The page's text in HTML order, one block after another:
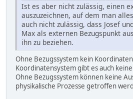
Ist es aber nicht zulässig, einen
auszuzeichnen, auf dem man
auch nicht zulässig, dass Josef
Max als externen Bezugspunkt
ihn zu beziehen.
Ohne Bezugssystem kein
Koordinatensystem gibt es auch
Ohne Bezugssystem können keine
physikalische Prozesse getroffen